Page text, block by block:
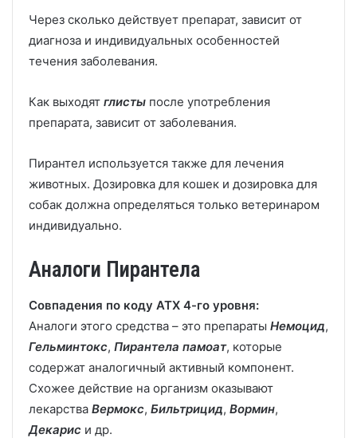
Через сколько действует препарат, зависит от
диагноза и индивидуальных особенностей
течения заболевания.
Как выходят глисты после употребления
препарата, зависит от заболевания.
Пирантел используется также для лечения
животных. Дозировка для кошек и дозировка для
собак должна определяться только ветеринаром
индивидуально.
Аналоги Пирантела
Совпадения по коду АТХ 4-го уровня:
Аналоги этого средства – это препараты Немоцид,
Гельминтокс, Пирантела памоат, которые
содержат аналогичный активный компонент.
Схожее действие на организм оказывают
лекарства Вермокс, Бильтрицид, Вормин,
Декарис и др.